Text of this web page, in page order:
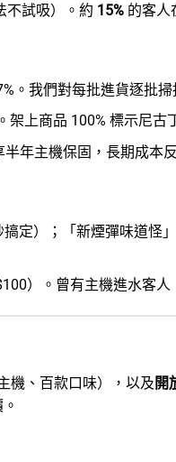
不試吸）。約 15%的客人
。我們對每批進貨逐批
上商品 100% 標示尼古
年主機保固，長期成本
定）；「新煙彈味道怪
）。曾有主機進水客
機、百款口味），以及 開